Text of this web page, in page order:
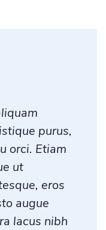
purus,
orci. Etiam
ut
eros
augue
lacus nibh